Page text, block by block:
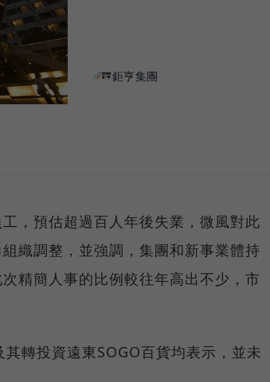
鉅亨集團
，預估超過百人年後失業，微風對此
織調整，並強調，集團和新事業體持
精簡人事的比例較往年高出不少，市
轉投資遠東SOGO百貨均表示，並未